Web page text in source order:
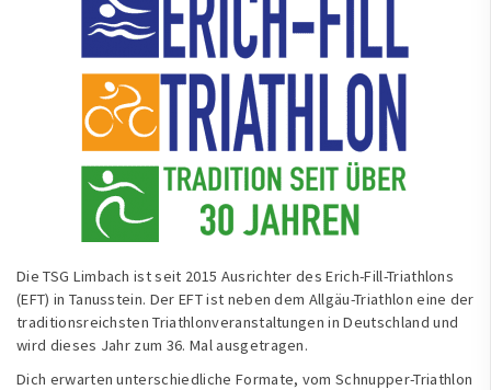
Die TSG Limbach ist seit 2015 Ausrichter des Erich-Fill-Triathlons
(EFT) in Tanusstein. Der EFT ist neben dem Allgäu-Triathlon eine der
traditionsreichsten Triathlonveranstaltungen in Deutschland und
wird dieses Jahr zum 36. Mal ausgetragen.
Dich erwarten unterschiedliche Formate, vom Schnupper-Triathlon